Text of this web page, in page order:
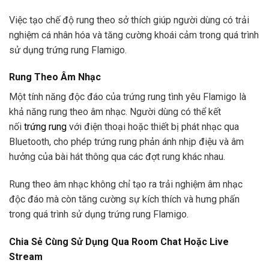
Việc tạo chế độ rung theo sở thích giúp người dùng có trải
nghiệm cá nhân hóa và tăng cường khoái cảm trong quá trình
sử dụng trứng rung Flamigo.
Rung Theo Âm Nhạc
Một tính năng độc đáo của trứng rung tình yêu Flamigo là
khả năng rung theo âm nhạc. Người dùng có thể kết
nối trứng rung với điện thoại hoặc thiết bị phát nhạc qua
Bluetooth, cho phép trứng rung phản ánh nhịp điệu và âm
hưởng của bài hát thông qua các đợt rung khác nhau.
Rung theo âm nhạc không chỉ tạo ra trải nghiệm âm nhạc
độc đáo mà còn tăng cường sự kích thích và hưng phấn
trong quá trình sử dụng trứng rung Flamigo.
Chia Sẻ Cùng Sử Dụng Qua Room Chat Hoặc Live
Stream